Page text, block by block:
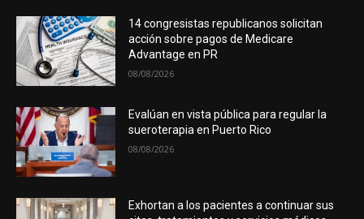
14 congresistas republicanos solicitan
acción sobre pagos de Medicare
Advantage en PR
08/08/2026
Evalúan en vista pública para regular la
sueroterapia en Puerto Rico
08/08/2026
Exhortan a los pacientes a continuar sus